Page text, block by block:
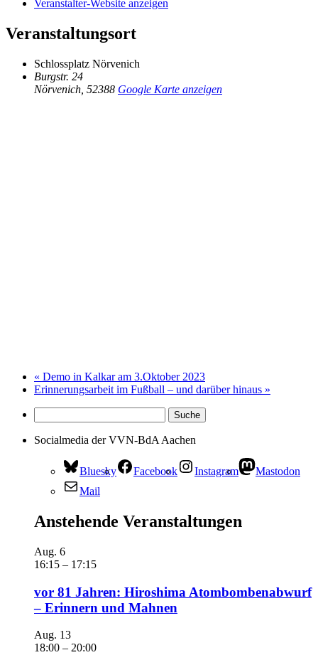
Veranstalter-Website anzeigen
Veranstaltungsort
Schlossplatz Nörvenich
Burgstr. 24
Nörvenich 52388 Google Karte anzeigen
« Demo in Kalkar am 3.Oktober 2023
Erinnerungsarbeit im Fußball – und darüber hinaus »
Socialmedia der VVN-BdA Aachen
Bluesky Facebook Instagram
Mastodon
Mail
Anstehende Veranstaltungen
Aug. 6
16:15 – 17:15
vor 81 Jahren: Hiroshima Atombombenabwurf
– Erinnern und Mahnen
Aug. 13
18:00 – 20:00